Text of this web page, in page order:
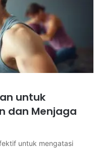
untuk
dan Menjaga
untuk mengatasi